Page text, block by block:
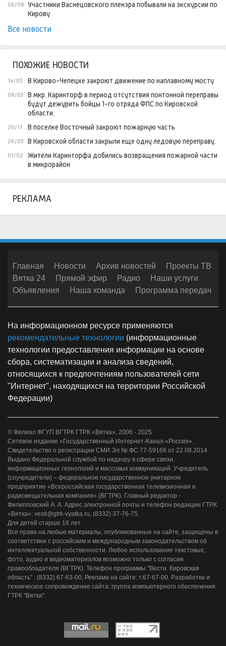
06/08 Участники Васнецовского пленэра побывали на экскурсии по
Кирову
Все новости
ПОХОЖИЕ НОВОСТИ
14/03 В Кирово-Чепецке закроют движение по наплавному мосту
08/03
В мкр. Каринторф в период отсутствия понтонной переправы
будут дежурить бойцы 1-го отряда ФПС по Кировской
области.
20/11 В поселке Восточный закроют пожарную часть
26/03 В Кировской области закрыли еще одну ледовую переправу.
01/02
Жители Каринторфа добились возвращения пожарной части
в микрорайон
РЕКЛАМА
Главная Новости Архив новостей
Проекты ТВ
Вятка 24
Прямой эфир Радио
Наши услуги
Объявления
Наша команда Программа передач
На информационном ресурсе применяются
рекомендательные технологии (информационные
технологии предоставления информации на основе
сбора, систематизации и анализа сведений,
относящихся к предпочтениям пользователей сети
"Интернет", находящихся на территории Российской
Федерации)
© Филиал ФГУП ВГТРК ГТРК «Вятка», 2006 - 2025
Сетевое издание «Государственный Интернет-Канал «Россия».
Свидетельство о регистрации СМИ Эл № ФС 77-59166 от 22.08.2014.
Выдано Федеральной службой по надзору в сфере связи,
информационных технологий и массовых коммуникаций. Учредитель
(соучредители) – федеральное государственное унитарное
предприятие «Всероссийская государственная телевизионная и
радиовещательная компания» (ВГТРК). Главный редактор -
Филипповский А. А. Адрес электронной почты и телефон редакции ГТРК
«Вятка»: vesti@gtrk-vyatka.ru, (8332) 37-76-75.
Для детей старше 16 лет.
Все права на любые материалы, опубликованные на сайте, защищены в
соответствии с российским и международным законодательством об
интеллектуальной собственности. Любое использование текстовых,
фото, аудио и видеоматериалов возможно только с согласия
правообладателя (ВГТРК). Телефон программы "Вести. Кировская
область" : (8332) 67-63-00, Реклама на сайте: т.67-67-00. Разработка и
техническое сопровождение сайта: группа компьютерного обеспечения
ГТРК "Вятка".